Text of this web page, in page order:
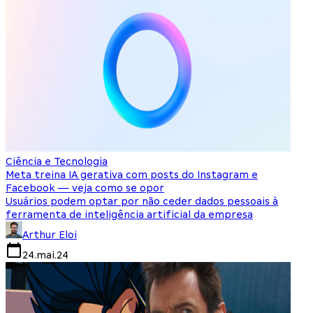
Ciência e Tecnologia
Meta treina IA gerativa com posts do Instagram e
Facebook — veja como se opor
Usuários podem optar por não ceder dados pessoais à
ferramenta de inteligência artificial da empresa
Arthur Eloi
24.mai.24